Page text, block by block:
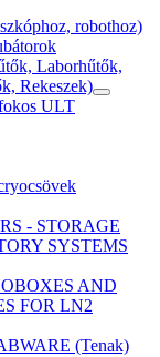
robothoz)
Laborhűtők,
Rekeszek)
ULT
- STORAGE
SYSTEMS
AND
FOR LN2
(Tenak)